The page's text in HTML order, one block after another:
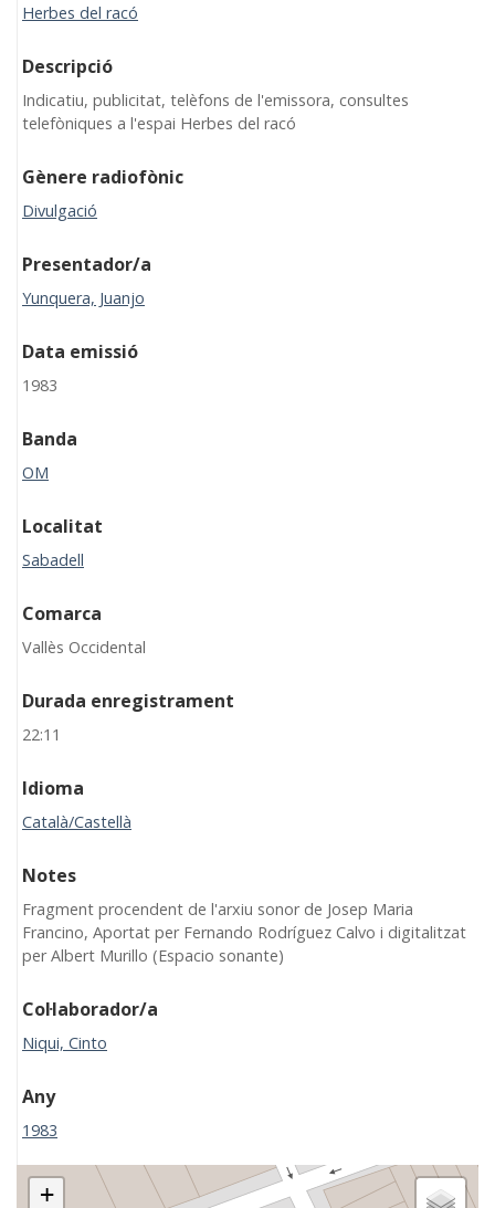
Herbes del racó
Descripció
Indicatiu, publicitat, telèfons de l'emissora, consultes
telefòniques a l'espai Herbes del racó
Gènere radiofònic
Divulgació
Presentador/a
Yunquera, Juanjo
Data emissió
1983
Banda
OM
Localitat
Sabadell
Comarca
Vallès Occidental
Durada enregistrament
22:11
Idioma
Català/Castellà
Notes
Fragment procendent de l'arxiu sonor de Josep Maria
Francino, Aportat per Fernando Rodríguez Calvo i digitalitzat
per Albert Murillo (Espacio sonante)
Col·laborador/a
Niqui, Cinto
Any
1983
+